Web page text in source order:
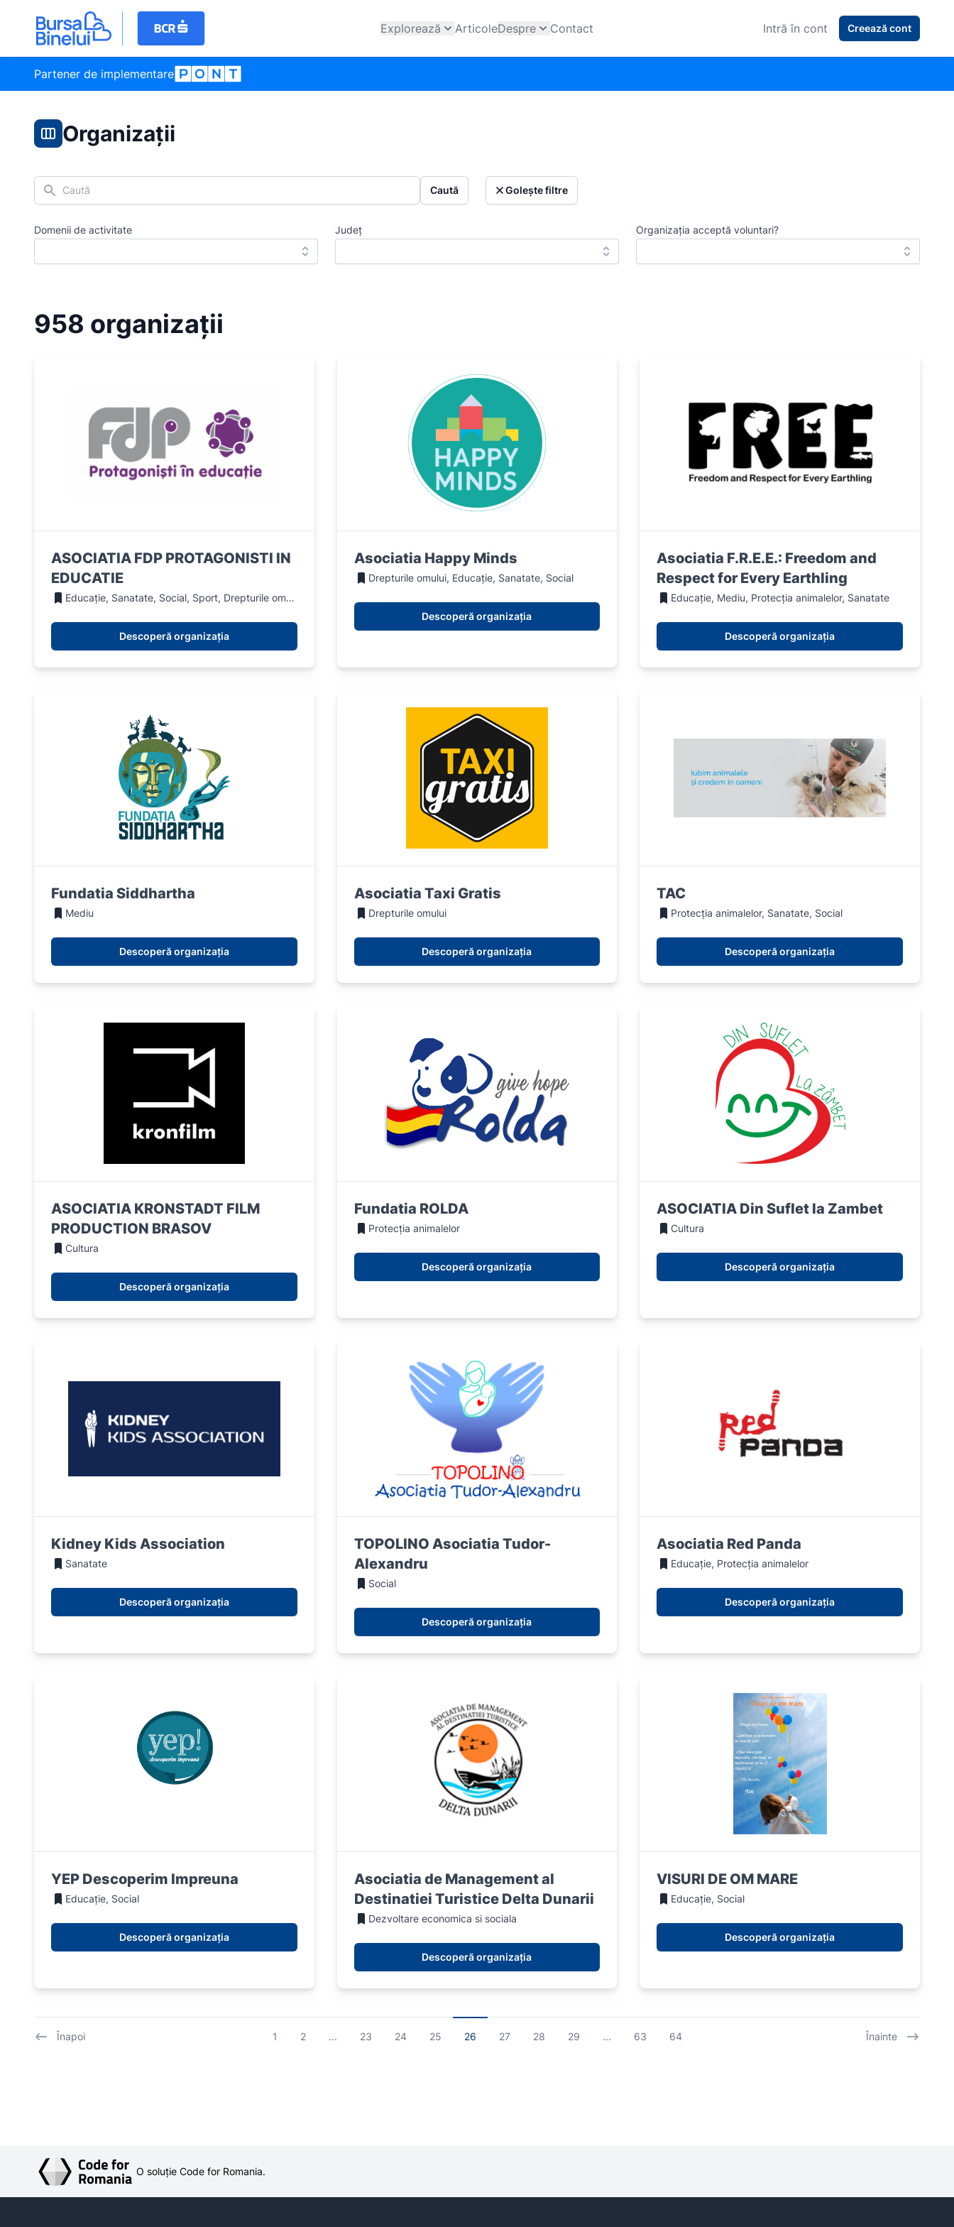
Explorează ArticoleDespre Contact Intră în cont Creează cont
Partener de implementare
Organizații
Caută Caută Golește filtre
Domenii de activitate Județ Organizația acceptă voluntari?
958 organizații
ASOCIATIA FDP PROTAGONISTI IN
EDUCATIE
Educație, Sanatate, Social, Sport, Drepturile omului
Descoperă organizația
Asociatia Happy Minds
Drepturile omului, Educație, Sanatate, Social
Descoperă organizația
Asociatia F.R.E.E.: Freedom and
Respect for Every Earthling
Educație, Mediu, Protecția animalelor, Sanatate
Descoperă organizația
Fundatia Siddhartha
Mediu
Descoperă organizația
Asociatia Taxi Gratis
Drepturile omului
Descoperă organizația
TAC
Protecția animalelor, Sanatate, Social
Descoperă organizația
ASOCIATIA KRONSTADT FILM
PRODUCTION BRASOV
Cultura
Descoperă organizația
Fundatia ROLDA
Protecția animalelor
Descoperă organizația
ASOCIATIA Din Suflet la Zambet
Cultura
Descoperă organizația
Kidney Kids Association
Sanatate
Descoperă organizația
TOPOLINO Asociatia Tudor-
Alexandru
Social
Descoperă organizația
Asociatia Red Panda
Educație, Protecția animalelor
Descoperă organizația
YEP Descoperim Impreuna
Educație, Social
Descoperă organizația
Asociatia de Management al
Destinatiei Turistice Delta Dunarii
Dezvoltare economica si sociala
Descoperă organizația
VISURI DE OM MARE
Educație, Social
Descoperă organizația
Înapoi 1 2 ... 23 24 25 26 27 28 29 ... 63 64 Înainte
O soluție Code for Romania.